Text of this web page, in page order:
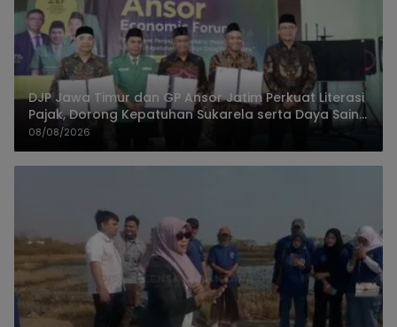
DJP Jawa Timur dan GP Ansor Jatim Perkuat Literasi
Pajak, Dorong Kepatuhan Sukarela serta Daya Saing
UMKM
08/08/2026